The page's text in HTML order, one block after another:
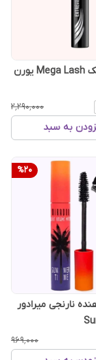
ریمل کربن بلک Mega Lash یورن
۲٬۲۹۰٬۰۰۰
به سبد
%20
نارنجی میرادور
۹۶۹٬۰۰۰